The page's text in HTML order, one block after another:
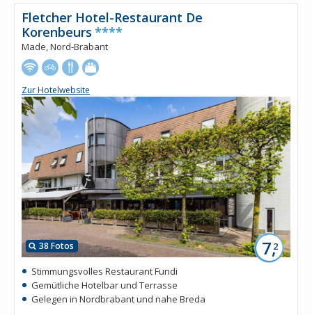
38 Fotos 7,2
Fletcher Hotel-Restaurant De
Korenbeurs ****
Made, Nord-Brabant
Zur Hotelwebsite
Stimmungsvolles Restaurant Fundi
Gemütliche Hotelbar und Terrasse
Gelegen in Nordbrabant und nahe Breda